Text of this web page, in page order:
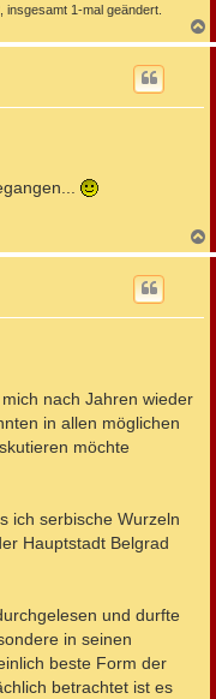
insgesamt 1-mal geändert.
a
a
nach Jahren wieder
in allen möglichen
möchte
ich serbische Wurzeln
Hauptstadt Belgrad
und durfte
in seinen
beste Form der
betrachtet ist es